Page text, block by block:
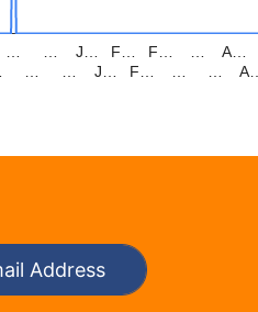
J…
J…
F…
F…
F…
A…
A…